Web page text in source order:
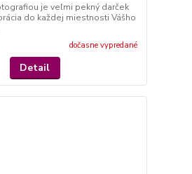
je veľmi pekný darček
do každej miestnosti Vášho
dočasne vypredané
Detail